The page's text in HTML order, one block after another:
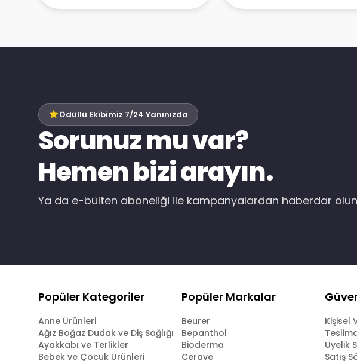
Ödüllü Ekibimiz 7/24 Yanınızda
Sorunuz mu var?
Hemen bizi arayın.
Ya da e-bülten aboneliği ile kampanyalardan haberdar olun
Popüler Kategoriler
Anne Ürünleri
Ağız Boğaz Dudak ve Diş Sağlığı
Ayakkabı ve Terlikler
Bebek ve Çocuk Ürünleri
Popüler Markalar
Beurer
Bepanthol
Bioderma
Cerave
Kişisel
Üyelik
Satış